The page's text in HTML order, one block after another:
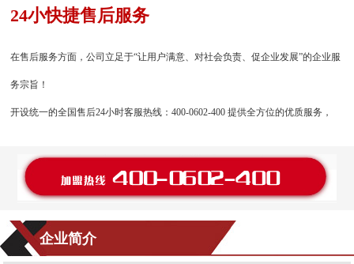
24小快捷售后服务
在售后服务方面，公司立足于“让用户满意、对社会负责、促企业发展”的企业服
务宗旨！
开设统一的全国售后24小时客服热线：400-0602-400 提供全方位的优质服务，
企业简介